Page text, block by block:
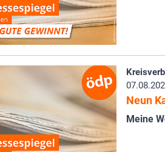
Neun
Meine